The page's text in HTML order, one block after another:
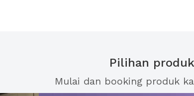
Pilihan
Mulai dan booking produk